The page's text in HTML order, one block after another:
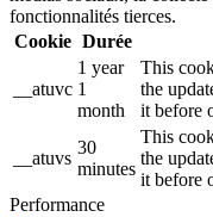
fonctionnalités tierces.
Cookie Durée
__atuvc
1 year
1
month
This
the
it before
__atuvs
30
minutes
This
the
it before
Performance